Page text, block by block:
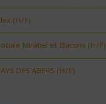
(H/F)
Mirabel et Blacons (H/F)
DES ABERS (H/F)